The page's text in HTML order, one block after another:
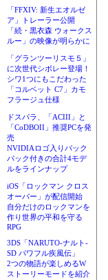
「FFXIV: 新生エオルゼ
ア」トレーラー公開
「続・黒衣森 ウォークス
ルー」の映像が明らかに
「グランツーリスモ５」
に次世代シボレー登場！
シワ1つにもこだわった
「コルベット C7」カモ
フラージュ仕様
ドスパラ、「ACIII」と
「CoDBOII」推奨PCを発
売
NVIDIAロゴ入りバック
パック付きの合計4モデ
ルをラインナップ
iOS「ロックマン クロス
オーバー」が配信開始
自分だけのロックマンを
作り世界の平和を守る
RPG
3DS「NARUTO-ナルト-
SD パワフル疾風伝」
2つの物語が楽しめるW
ストーリーモードを紹介